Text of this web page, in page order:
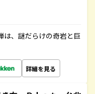
は、謎だらけの奇岩と巨
詳細を見る